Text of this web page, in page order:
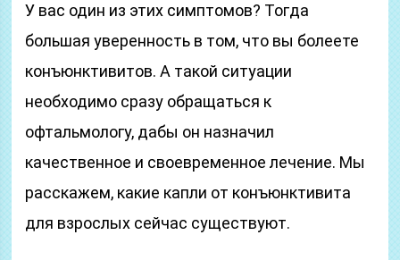
У вас один из этих симптомов? Тогда
большая уверенность в том, что вы болеете
конъюнктивитов. А такой ситуации
необходимо сразу обращаться к
офтальмологу, дабы он назначил
качественное и своевременное лечение. Мы
расскажем, какие капли от конъюнктивита
для взрослых сейчас существуют.